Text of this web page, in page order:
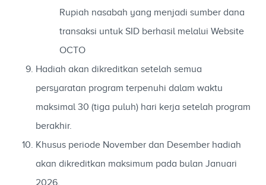
Rupiah nasabah yang menjadi sumber dana
transaksi untuk SID berhasil melalui Website
OCTO
Hadiah akan dikreditkan setelah semua
persyaratan program terpenuhi dalam waktu
maksimal 30 (tiga puluh) hari kerja setelah program
berakhir.
Khusus periode November dan Desember hadiah
akan dikreditkan maksimum pada bulan Januari
2026.